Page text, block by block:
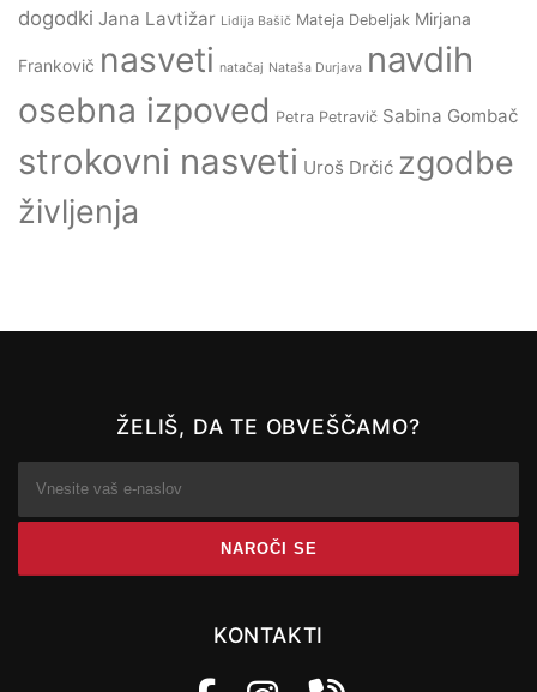
dogodki Jana Lavtižar Lidija Bašič Mateja Debeljak Mirjana
Frankovič nasveti natačaj Nataša Durjava navdih
osebna izpoved Petra Petravič Sabina Gombač
strokovni nasveti Uroš Drčić zgodbe
življenja
ŽELIŠ, DA TE OBVEŠČAMO?
KONTAKTI